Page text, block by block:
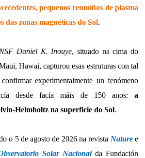
pequenos remuíños de plasma
das zonas magnéticas do Sol.
NSF Daniel K. Inouye, situado na cima do
Hawai, capturou esas estruturas con tal
experimentalmente un fenómeno
desde facía máis de 150 anos: a
Helmholtz na superficie do Sol.
o 5 de agosto de 2026 na revista Naturee
Solar Nacionalda Fundación